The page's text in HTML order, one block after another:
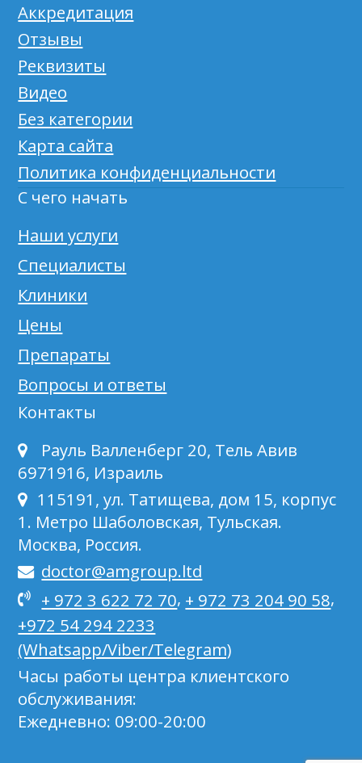
Аккредитация
Отзывы
Реквизиты
Видео
Без категории
Карта сайта
Политика конфиденциальности
С чего начать
Наши услуги
Специалисты
Клиники
Цены
Препараты
Вопросы и ответы
Контакты
Рауль Валленберг 20, Тель Авив
6971916, Израиль
115191, ул. Татищева, дом 15, корпус
1. Метро Шаболовская, Тульская.
Москва, Россия.
doctor@amgroup.ltd
+ 972 3 622 72 70, + 972 73 204 90 58,
+972 54 294 2233
(Whatsapp/Viber/Telegram)
Часы работы центра клиентского
обслуживания:
Ежедневно: 09:00-20:00